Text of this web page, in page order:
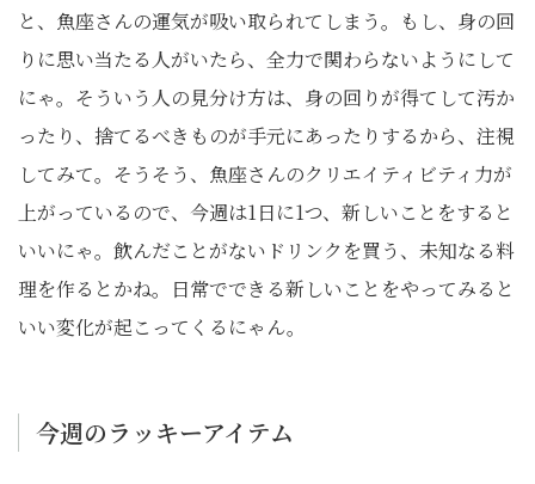
と、魚座さんの運気が吸い取られてしまう。もし、身の回
りに思い当たる人がいたら、全力で関わらないようにして
にゃ。そういう人の見分け方は、身の回りが得てして汚か
ったり、捨てるべきものが手元にあったりするから、注視
してみて。そうそう、魚座さんのクリエイティビティ力が
上がっているので、今週は1日に1つ、新しいことをすると
いいにゃ。飲んだことがないドリンクを買う、未知なる料
理を作るとかね。日常でできる新しいことをやってみると
いい変化が起こってくるにゃん。
今週のラッキーアイテム